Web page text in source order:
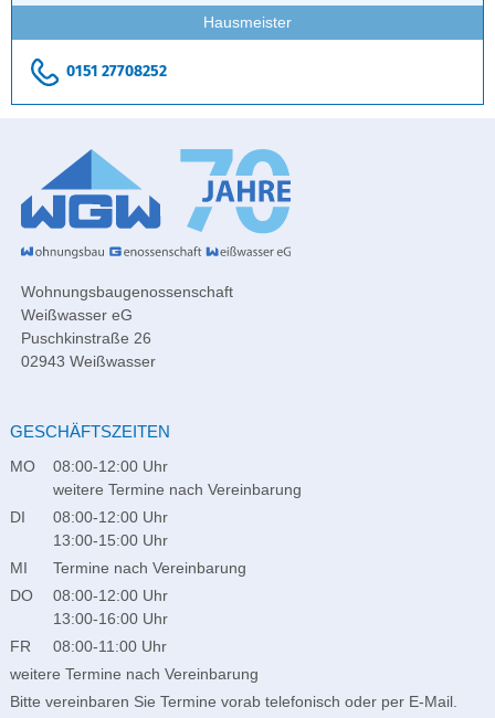
Hausmeister
0151 27708252
Wohnungsbaugenossenschaft
Weißwasser eG
Puschkinstraße 26
02943 Weißwasser
GESCHÄFTSZEITEN
MO
08:00-12:00 Uhr
weitere Termine nach Vereinbarung
DI
08:00-12:00 Uhr
13:00-15:00 Uhr
MI
Termine nach Vereinbarung
DO
08:00-12:00 Uhr
13:00-16:00 Uhr
FR
08:00-11:00 Uhr
weitere Termine nach Vereinbarung
Bitte vereinbaren Sie Termine vorab telefonisch oder per E-Mail.